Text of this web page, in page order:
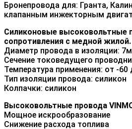
Бронепровода для: Гранта,
клапанным инжекторным
Силиконовые высоковольтные
сопротивления с медной жилой.
Диаметр провода в изоляции:
Сечение токоведущего
Температура применения: от -60
Тип изоляции провода: силикон
Колпачки: силикон
Высоковольтные провода
Мощное искрообразование
Снижение расхода топлива